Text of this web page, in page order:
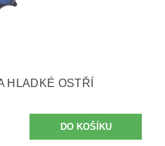
HLADKÉ OSTŘÍ